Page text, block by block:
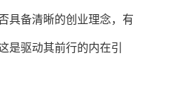
具备清晰的创业理念，有
是驱动其前行的内在引